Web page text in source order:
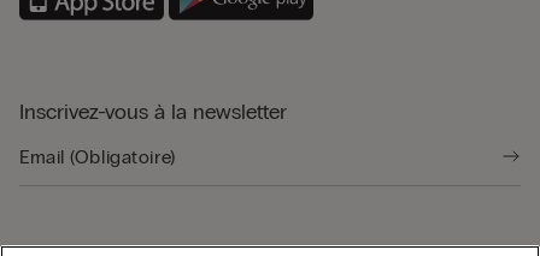
Inscrivez-vous à la newsletter